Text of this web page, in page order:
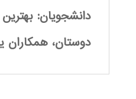
دانشجویان:
دوستان، همکاران